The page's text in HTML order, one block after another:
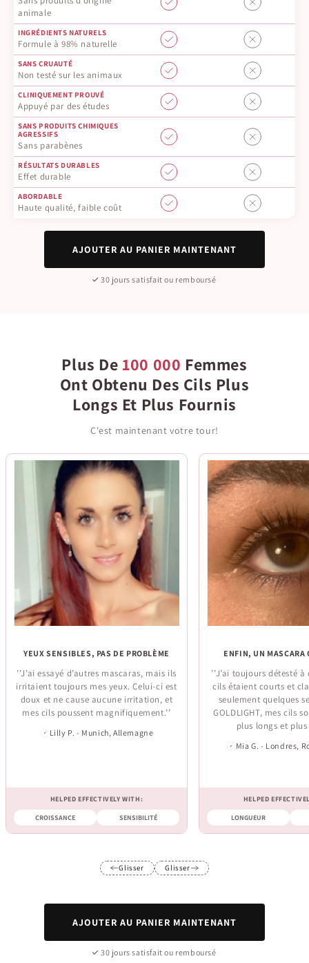
animale
INGRÉDIENTS NATURELS
Formule à 98% naturelle
SANS CRUAUTÉ
Non testé sur les animaux
CLINIQUEMENT PROUVÉ
Appuyé par des études
SANS PRODUITS CHIMIQUES
AGRESSIFS
Sans parabènes
RÉSULTATS DURABLES
Effet durable
ABORDABLE
Haute qualité, faible coût
AJOUTER AU PANIER MAINTENANT
30 jours satisfait ou remboursé
Plus De 100 000 Femmes
Ont Obtenu Des Cils Plus
Longs Et Plus Fournis
C'est maintenant votre tour!
YEUX SENSIBLES, PAS DE PROBLÈME
’’J’ai essayé d’autres mascaras, mais ils
irritaient toujours mes yeux. Celui-ci est
doux et ne cause aucune irritation, et
mes cils poussent magnifiquement.’’
Lilly P. - Munich, Allemagne
HELPED EFFECTIVELY WITH:
CROISSANCE SENSIBILITÉ
ENFIN, UN MASCARA
’’J’ai toujours détesté
cils étaient courts et
seulement quelques
GOLDLIGHT, mes cils
plus longs et plus
Mia G. - Londres,
HELPED
LONGUEUR
Glisser Glisser
AJOUTER AU PANIER MAINTENANT
30 jours satisfait ou remboursé